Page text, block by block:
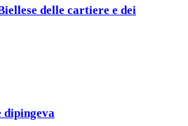
delle cartiere e dei
dipingeva